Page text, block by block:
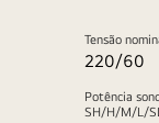
Tensão
220/60
Potência
SH/H/M/L/